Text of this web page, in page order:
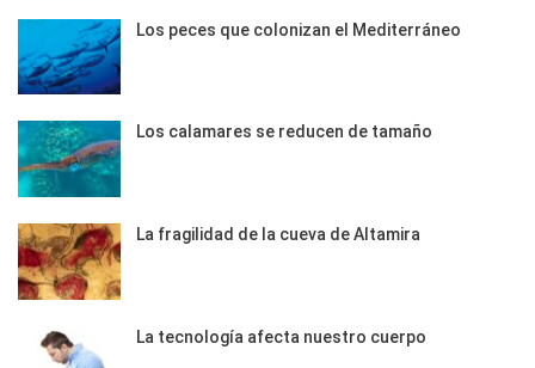
Los peces que colonizan el Mediterráneo
Los calamares se reducen de tamaño
La fragilidad de la cueva de Altamira
La tecnología afecta nuestro cuerpo